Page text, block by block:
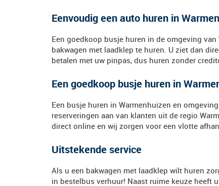
Eenvoudig een auto huren in
Een goedkoop busje huren in de omgeving
bakwagen met laadklep te huren. U ziet dan
betalen met uw pinpas, dus huren zonder
Een goedkoop busje huren in
Een busje huren in Warmenhuizen en
reserveringen aan van klanten uit de regio
direct online en wij zorgen voor een vlotte
Uitstekende service
Als u een bakwagen met laadklep wilt huren
in bestelbus verhuur! Naast ruime keuze heeft